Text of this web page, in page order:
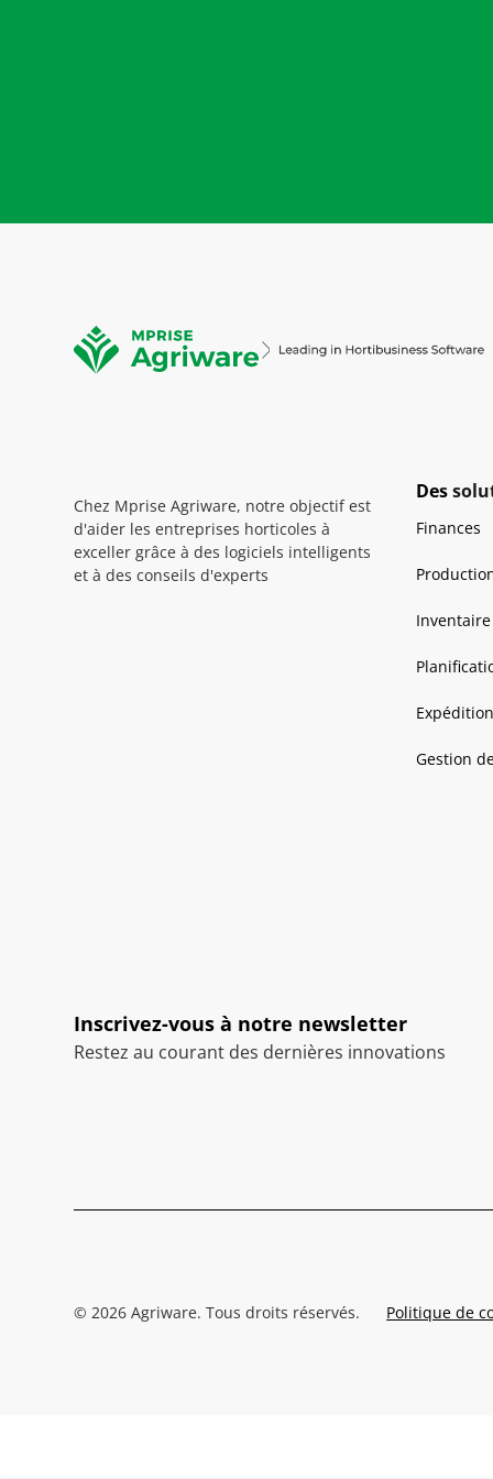
Chez Mprise Agriware, notre objectif est
d'aider les entreprises horticoles à
exceller grâce à des logiciels intelligents
et à des conseils d'experts
Des
Finances
Inventaire
Expédition
Gestion
Inscrivez-vous à notre newsletter
Restez au courant des dernières innovations
© 2026 Agriware. Tous droits réservés. Politique de